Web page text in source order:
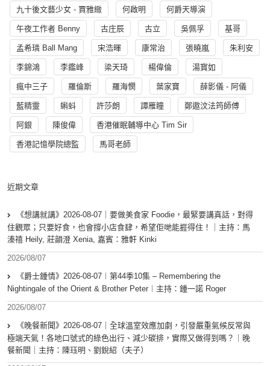
九十後文藝少女 - 賈雅緻 何啟明 何爵天導演
午夜工作者 Benny 古庄辰 古立 吳佩孚 基哥
孟希璘 Ball Mang 宋浩暉 康常治 張曉嵐 朱利安
李錦鴻 李鑑峰 梁天琦 楊偉倫 湯寳如
瘋中三子 羅倫斯 羅海憫 葉家寶 薛影儀 - 阿儀
藍精靈 蝌蚪 許莎朗 譚雁瞳 鄭遨汶法筠師傅
阿銀 陳俊偉 香港催眠輔導中心 Tim Sir
香港記憶學院總監 馬哥老師
近期文章
《想講就講》2026-08-07｜要做美食家 Foodie，最緊要講真話，對得
住觀眾；只要好食，也會撐小店食肆，希望佢哋能捱得住！｜主持：馬
溱禧 Heily, 莊韻澄 Xenia, 嘉賓：雅軒 Kinki
2026/08/07
《爵士鍾情》2026-08-07︱第44季10集 – Remembering the
Nightingale of the Orient & Brother Peter︱主持：鍾一諾 Roger
2026/08/07
《晚餐新聞》2026-08-07｜全球溫室效應加劇，引發嚴重氣候反常與
極端天氣！各地口號式的綠色出行、減少碳排，實際又做得到嗎？｜晚
餐新聞｜主持：陳珏明、劉銳紹（夫子）